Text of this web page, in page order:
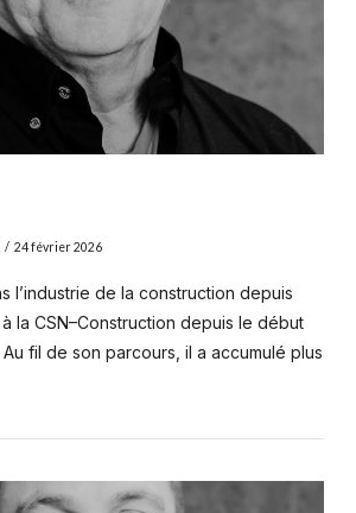
24 février 2026
l’industrie de la construction depuis
la CSN–Construction depuis le début
fil de son parcours, il a accumulé plus